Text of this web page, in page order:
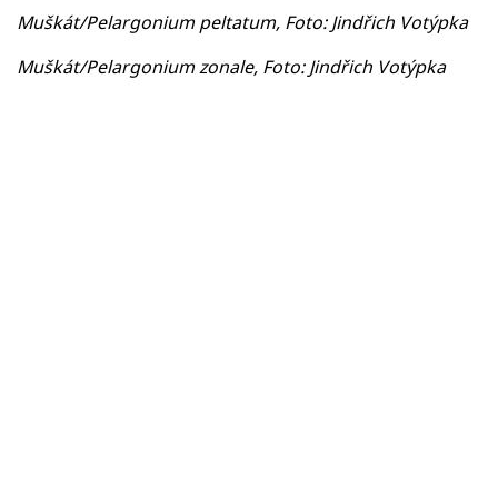
Muškát/Pelargonium peltatum, Foto: Jindřich Votýpka
Muškát/Pelargonium zonale, Foto: Jindřich Votýpka